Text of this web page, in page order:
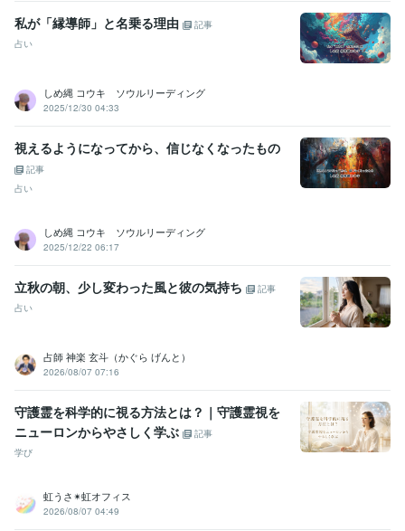
私が「縁導師」と名乗る理由
記事
占い
しめ縄 コウキ ソウルリーディング
2025/12/30 04:33
視えるようになってから、信じなくなったもの
記事
占い
しめ縄 コウキ ソウルリーディング
2025/12/22 06:17
立秋の朝、少し変わった風と彼の気持ち
記事
占い
占師 神楽 玄斗（かぐら げんと）
2026/08/07 07:16
守護霊を科学的に視る方法とは？｜守護霊視を
ニューロンからやさしく学ぶ
記事
学び
虹うさ✴︎虹オフィス
2026/08/07 04:49